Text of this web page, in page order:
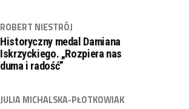
ROBERT NIESTRÓJ
Historyczny medal Damiana
Iskrzyckiego. „Rozpiera nas
duma i radość”
JULIA MICHALSKA-PŁOTKOWIAK